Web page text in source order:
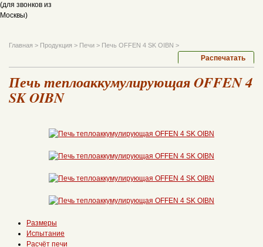
(для звонков из
Москвы)
Главная > Продукция > Печи > Печь OFFEN 4 SK OIBN >
Распечатать
Печь теплоаккумулирующая OFFEN 4
SK OIBN
Размеры
Испытание
Расчёт печи